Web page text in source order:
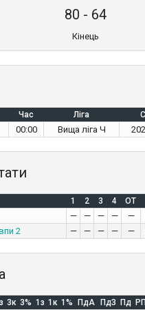
80 - 64
Кінець
Час Ліга
00:00 Вища ліга Ч
1 2 3 4 OT
— — — — —
2
— — — — —
3к 3% 1з 1к 1% ПдА ПдЗ Пд РП